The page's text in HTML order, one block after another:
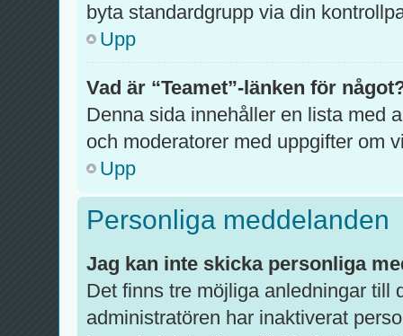
byta standardgrupp via din
Upp
Vad är “Teamet”-länken för
Denna sida innehåller en lista med
och moderatorer med uppgifter om
Upp
Personliga meddelanden
Jag kan inte skicka personliga
Det finns tre möjliga anledningar till
administratören har inaktiverat